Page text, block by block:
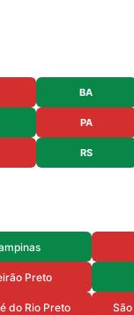
BA
PA
RS
Preto
do Rio Preto